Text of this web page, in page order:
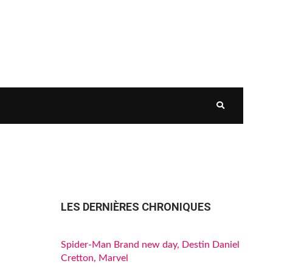
LES DERNIÈRES CHRONIQUES
Spider-Man Brand new day, Destin Daniel
Cretton, Marvel